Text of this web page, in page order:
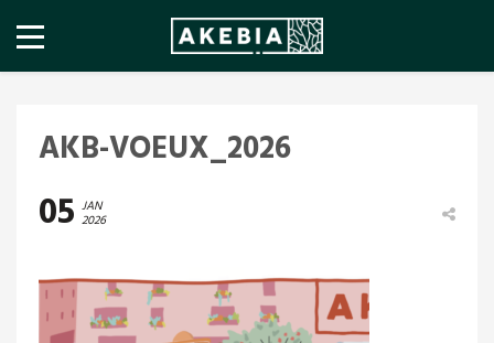
AKB-VOEUX_2026
05 JAN
2026